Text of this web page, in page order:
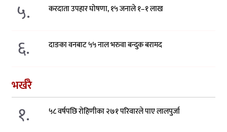
५. करदाता उपहार घोषणा, १५ जनाले १–१ लाख
६. दाङका वनबाट ५५ नाल भरुवा बन्दुक बरामद
भर्खरै
१. ५८ वर्षपछि रोहिणीका २७१ परिवारले पाए लालपुर्जा